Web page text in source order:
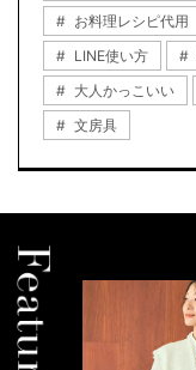
お料理レシピ代用
LINE使い方
大人かっこいい
文房具